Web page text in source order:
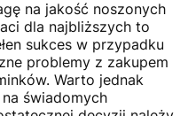
na jakość noszonych
dla najbliższych to
sukces w przypadku
problemy z zakupem
Warto jednak
świadomych